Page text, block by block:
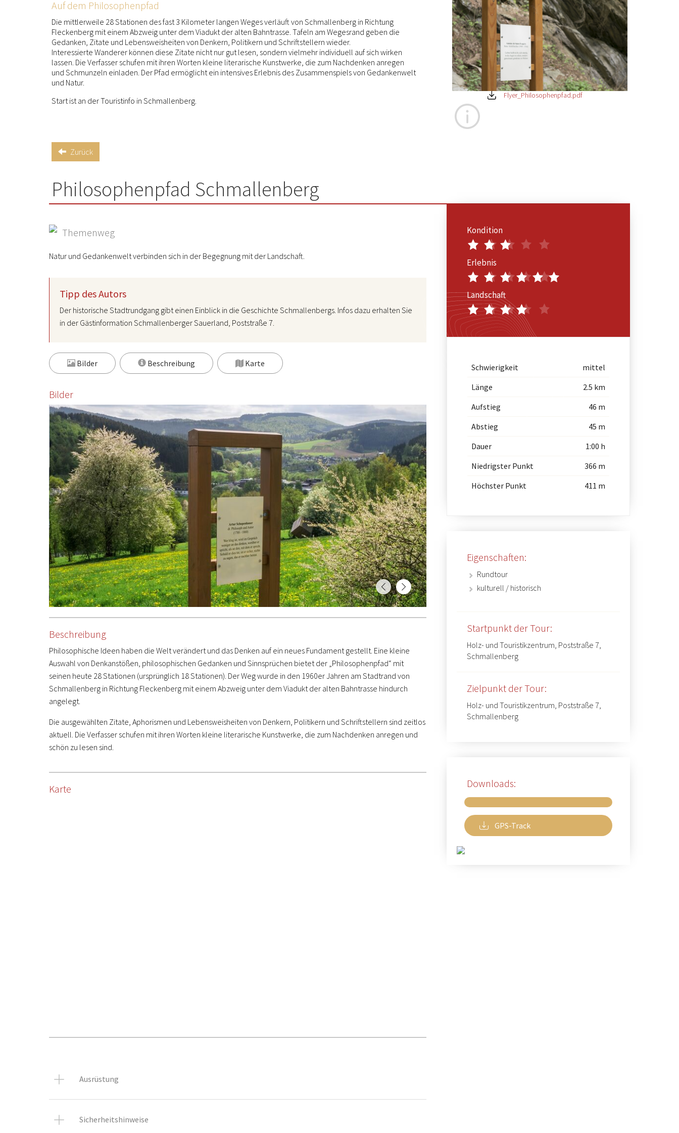
Auf dem Philosophenpfad
Die mittlerweile 28 Stationen des fast 3 Kilometer langen Weges verläuft von Schmallenberg in Richtung
Fleckenberg mit einem Abzweig unter dem Viadukt der alten Bahntrasse. Tafeln am Wegesrand geben die
Gedanken, Zitate und Lebensweisheiten von Denkern, Politikern und Schriftstellern wieder.
Interessierte Wanderer können diese Zitate nicht nur gut lesen, sondern vielmehr individuell auf sich wirken
lassen. Die Verfasser schufen mit ihren Worten kleine literarische Kunstwerke, die zum Nachdenken anregen
und Schmunzeln einladen. Der Pfad ermöglicht ein intensives Erlebnis des Zusammenspiels von Gedankenwelt
und Natur.
Start ist an der Touristinfo in Schmallenberg.
Flyer_Philosophenpfad.pdf
Zurück
Philosophenpfad Schmallenberg
Themenweg
Natur und Gedankenwelt verbinden sich in der Begegnung mit der Landschaft.
Tipp des Autors
Der historische Stadtrundgang gibt einen Einblick in die Geschichte Schmallenbergs. Infos dazu erhalten Sie
in der Gästinformation Schmallenberger Sauerland, Poststraße 7.
Bilder Beschreibung Karte
Bilder
Blick auf den historischen Stadtkern
Beschreibung
Philosophische Ideen haben die Welt verändert und das Denken auf ein neues Fundament gestellt. Eine kleine
Auswahl von Denkanstößen, philosophischen Gedanken und Sinnsprüchen bietet der „Philosophenpfad“ mit
seinen heute 28 Stationen (ursprünglich 18 Stationen). Der Weg wurde in den 1960er Jahren am Stadtrand von
Schmallenberg in Richtung Fleckenberg mit einem Abzweig unter dem Viadukt der alten Bahntrasse hindurch
angelegt.
Die ausgewählten Zitate, Aphorismen und Lebensweisheiten von Denkern, Politikern und Schriftstellern sind zeitlos
aktuell. Die Verfasser schufen mit ihren Worten kleine literarische Kunstwerke, die zum Nachdenken anregen und
schön zu lesen sind.
Karte
Ausrüstung
Sicherheitshinweise
Kondition
Erlebnis
Landschaft
Schwierigkeit
mittel
Länge
2.5 km
Aufstieg
46 m
Abstieg
45 m
Dauer
1:00 h
Niedrigster Punkt
366 m
Höchster Punkt
411 m
Eigenschaften:
Rundtour
kulturell / historisch
Startpunkt der Tour:
Holz- und Touristikzentrum, Poststraße 7,
Schmallenberg
Zielpunkt der Tour:
Holz- und Touristikzentrum, Poststraße 7,
Schmallenberg
Downloads:
GPS-Track